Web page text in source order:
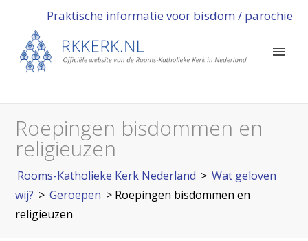
Praktische informatie voor bisdom / parochie
Roepingen bisdommen en
religieuzen
Rooms-Katholieke Kerk Nederland > Wat geloven
wij? > Geroepen > Roepingen bisdommen en
religieuzen